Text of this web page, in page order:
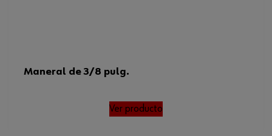
Maneral de 3/8 pulg.
Ver producto